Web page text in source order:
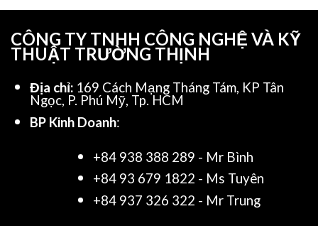
CÔNG TY TNHH CÔNG NGHỆ VÀ KỸ
THUẬT TRƯỜNG THỊNH
Địa chỉ: 169 Cách Mạng Tháng Tám, KP Tân
Ngọc, P. Phú Mỹ, Tp. HCM
BP Kinh Doanh:
+84 938 388 289 - Mr Bình
+84 93 679 1822 - Ms Tuyên
+84 937 326 322 - Mr Trung